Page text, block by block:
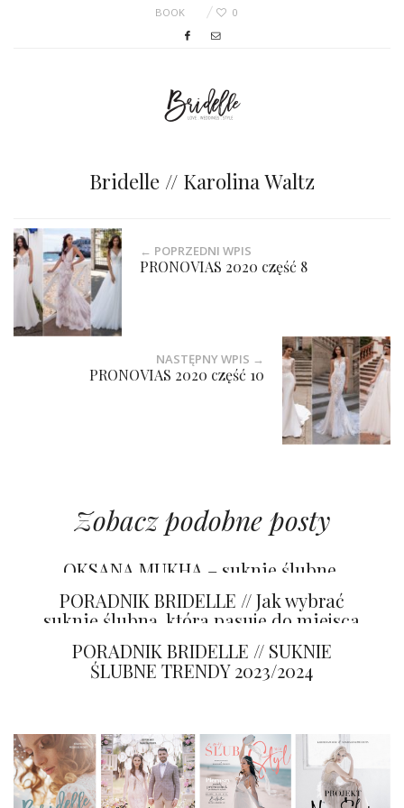
BOOK 0
Bridelle // Karolina Waltz
← POPRZEDNI WPIS
PRONOVIAS 2020 część 8
NASTĘPNY WPIS →
PRONOVIAS 2020 część 10
Zobacz podobne posty
OKSANA MUKHA – suknie ślubne,
które zamieniają marzenia w sztukę
PORADNIK BRIDELLE // Jak wybrać
suknię ślubną, która pasuje do miejsca
przyjęcia
PORADNIK BRIDELLE // SUKNIE
ŚLUBNE TRENDY 2023/2024